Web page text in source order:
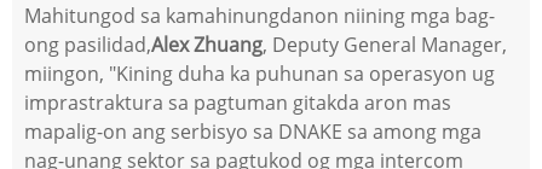
Mahitungod sa kamahinungdanon niining mga bag-
ong pasilidad,Alex Zhuang, Deputy General Manager,
miingon, "Kining duha ka puhunan sa operasyon ug
imprastraktura sa pagtuman gitakda aron mas
mapalig-on ang serbisyo sa DNAKE sa among mga
nag-unang sektor sa pagtukod og mga intercom